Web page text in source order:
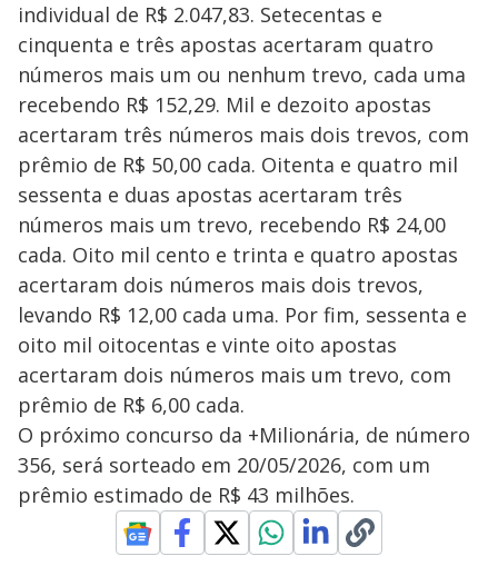
individual de R$ 2.047,83. Setecentas e
cinquenta e três apostas acertaram quatro
números mais um ou nenhum trevo, cada uma
recebendo R$ 152,29. Mil e dezoito apostas
acertaram três números mais dois trevos, com
prêmio de R$ 50,00 cada. Oitenta e quatro mil
sessenta e duas apostas acertaram três
números mais um trevo, recebendo R$ 24,00
cada. Oito mil cento e trinta e quatro apostas
acertaram dois números mais dois trevos,
levando R$ 12,00 cada uma. Por fim, sessenta e
oito mil oitocentas e vinte oito apostas
acertaram dois números mais um trevo, com
prêmio de R$ 6,00 cada.
O próximo concurso da +Milionária, de número
356, será sorteado em 20/05/2026, com um
prêmio estimado de R$ 43 milhões.